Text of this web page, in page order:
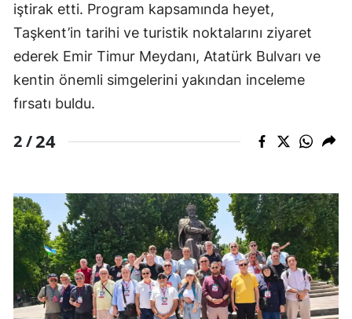
iştirak etti. Program kapsamında heyet,
Taşkent’in tarihi ve turistik noktalarını ziyaret
ederek Emir Timur Meydanı, Atatürk Bulvarı ve
kentin önemli simgelerini yakından inceleme
fırsatı buldu.
2 /24